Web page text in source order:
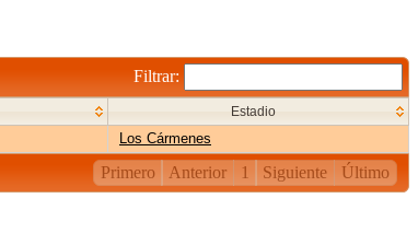
Filtrar:
Estadio
Los Cármenes
Primero Anterior 1 Siguiente Último